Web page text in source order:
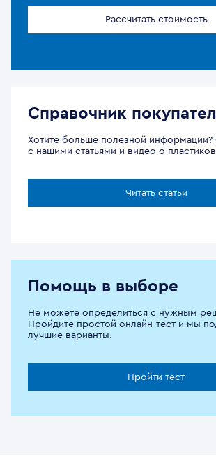
Рассчитать стоимость
Справочник
Хотите больше полезной информации?
с нашими статьями и видео о
Читать статьи
Помощь в выборе
Не можете определиться с нужным
Пройдите простой онлайн-тест и мы
лучшие варианты.
Пройти тест